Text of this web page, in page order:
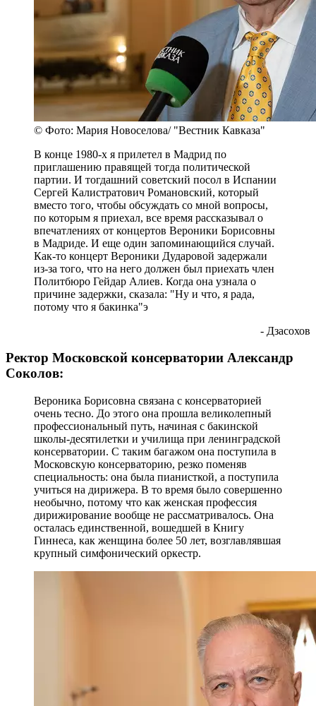
© Фото: Мария Новоселова/ "Вестник Кавказа"
В конце 1980-х я прилетел в Мадрид по
приглашению правящей тогда политической
партии. И тогдашний советский посол в Испании
Сергей Калистратович Романовский, который
вместо того, чтобы обсуждать со мной вопросы,
по которым я приехал, все время рассказывал о
впечатлениях от концертов Вероники Борисовны
в Мадриде. И еще один запоминающийся случай.
Как-то концерт Вероники Дударовой задержали
из-за того, что на него должен был приехать член
Политбюро Гейдар Алиев. Когда она узнала о
причине задержки, сказала: "Ну и что, я рада,
потому что я бакинка"э
- Дзасохов
Ректор Московской консерватории Александр
Соколов:
Вероника Борисовна связана с консерваторией
очень тесно. До этого она прошла великолепный
профессиональный путь, начиная с бакинской
школы-десятилетки и училища при ленинградской
консерватории. С таким багажом она поступила в
Московскую консерваторию, резко поменяв
специальность: она была пианисткой, а поступила
учиться на дирижера. В то время было совершенно
необычно, потому что как женская профессия
дирижирование вообще не рассматривалось. Она
осталась единственной, вошедшей в Книгу
Гиннеса, как женщина более 50 лет, возглавлявшая
крупный симфонический оркестр.